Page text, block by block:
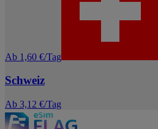
Ab 1,60 €/Tag
Schweiz
Ab 3,12 €/Tag